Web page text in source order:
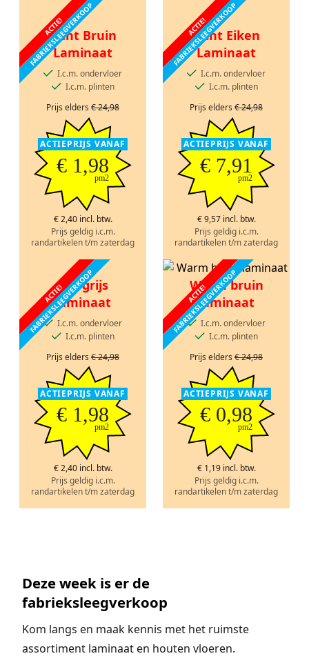
ACTIE!
FABRIEKSLEEGVERKOOP
Licht Bruin
Laminaat
I.c.m. ondervloer
I.c.m. plinten
Prijs elders € 24,98
ACTIEPRIJS VANAF
€ 1,98
pm2
€ 2,40 incl. btw.
Prijs geldig i.c.m.
randartikelen t/m zaterdag
ACTIE!
FABRIEKSLEEGVERKOOP
Licht Eiken
Laminaat
I.c.m. ondervloer
I.c.m. plinten
Prijs elders € 24,98
ACTIEPRIJS VANAF
€ 7,91
pm2
€ 9,57 incl. btw.
Prijs geldig i.c.m.
randartikelen t/m zaterdag
ACTIE!
FABRIEKSLEEGVERKOOP
Wit grijs
laminaat
I.c.m. ondervloer
I.c.m. plinten
Prijs elders € 24,98
ACTIEPRIJS VANAF
€ 1,98
pm2
€ 2,40 incl. btw.
Prijs geldig i.c.m.
randartikelen t/m zaterdag
ACTIE!
FABRIEKSLEEGVERKOOP
Warm bruin
laminaat
I.c.m. ondervloer
I.c.m. plinten
Prijs elders € 24,98
ACTIEPRIJS VANAF
€ 0,98
pm2
€ 1,19 incl. btw.
Prijs geldig i.c.m.
randartikelen t/m zaterdag
Deze week is er de
fabrieksleegverkoop
Kom langs en maak kennis met het ruimste
assortiment laminaat en houten vloeren.